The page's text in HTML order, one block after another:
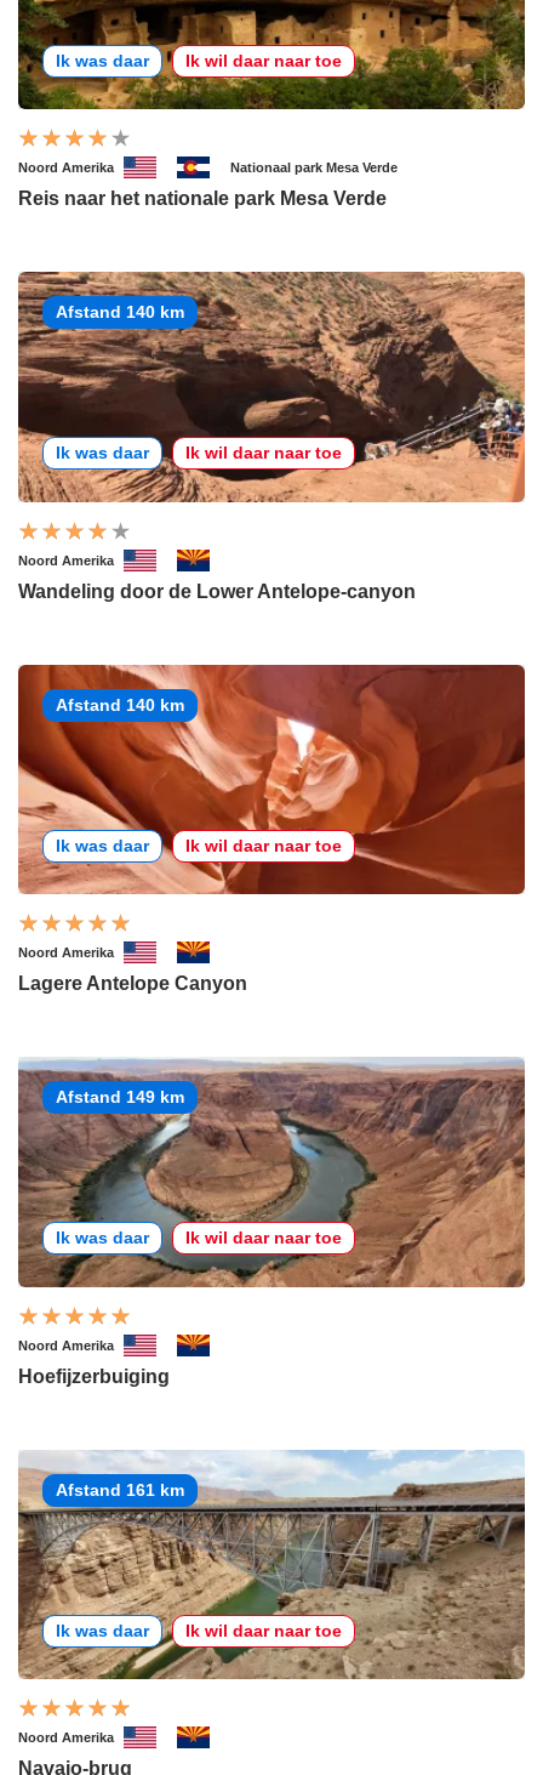
Ik was daar Ik wil daar naar toe
Noord Amerika Nationaal park Mesa Verde
Reis naar het nationale park Mesa Verde
Afstand 140 km
Ik was daar Ik wil daar naar toe
Noord Amerika
Wandeling door de Lower Antelope-canyon
Afstand 140 km
Ik was daar Ik wil daar naar toe
Noord Amerika
Lagere Antelope Canyon
Afstand 149 km
Ik was daar Ik wil daar naar toe
Noord Amerika
Hoefijzerbuiging
Afstand 161 km
Ik was daar Ik wil daar naar toe
Noord Amerika
Navajo-brug